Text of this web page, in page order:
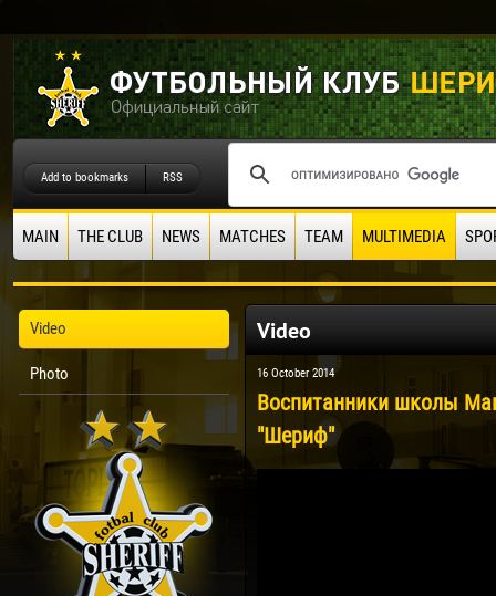
Add to bookmarks RSS
MAIN THE CLUB NEWS MATCHES TEAM MULTIMEDIA
Video
Photo
Video
16 October 2014
Воспитанники школы
"Шериф"